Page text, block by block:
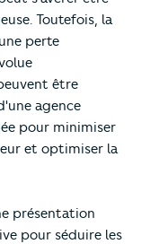
Toutefois, la
perte
être
agence
pour minimiser
et optimiser la
présentation
pour séduire les